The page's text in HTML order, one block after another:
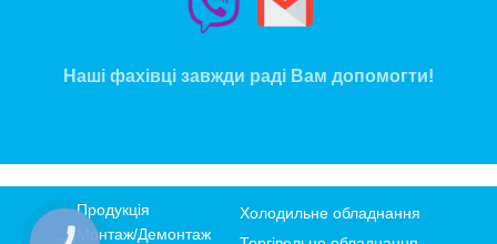
Наші фахівці завжди раді Вам допомогти!
Продукція
Монтаж/Демонтаж
Холодильне обладнання
КНОПКА